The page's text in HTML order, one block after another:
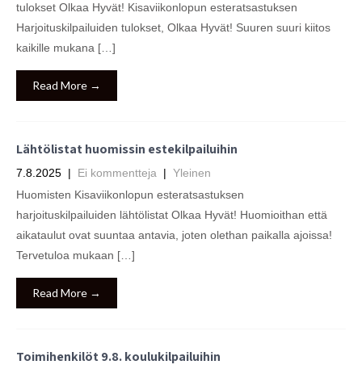
tulokset Olkaa Hyvät! Kisaviikonlopun esteratsastuksen
Harjoituskilpailuiden tulokset, Olkaa Hyvät! Suuren suuri kiitos
kaikille mukana […]
Read More →
Lähtölistat huomissin estekilpailuihin
7.8.2025 | Ei kommentteja | Yleinen
Huomisten Kisaviikonlopun esteratsastuksen
harjoituskilpailuiden lähtölistat Olkaa Hyvät! Huomioithan että
aikataulut ovat suuntaa antavia, joten olethan paikalla ajoissa!
Tervetuloa mukaan […]
Read More →
Toimihenkilöt 9.8. koulukilpailuihin